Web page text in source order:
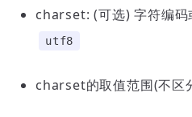
charset: (可选) 字符编码
utf8
charset的取值范围(不区